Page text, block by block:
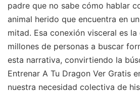
padre que no sabe cómo hablar
animal herido que encuentra en
mitad. Esa conexión visceral es la
millones de personas a buscar
esta narrativa, convirtiendo la
Entrenar A Tu Dragon Ver Gratis
nuestra necesidad colectiva de